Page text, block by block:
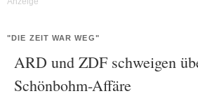
"DIE ZEIT WAR WEG"
ARD und ZDF schweigen
Schönbohm-Affäre